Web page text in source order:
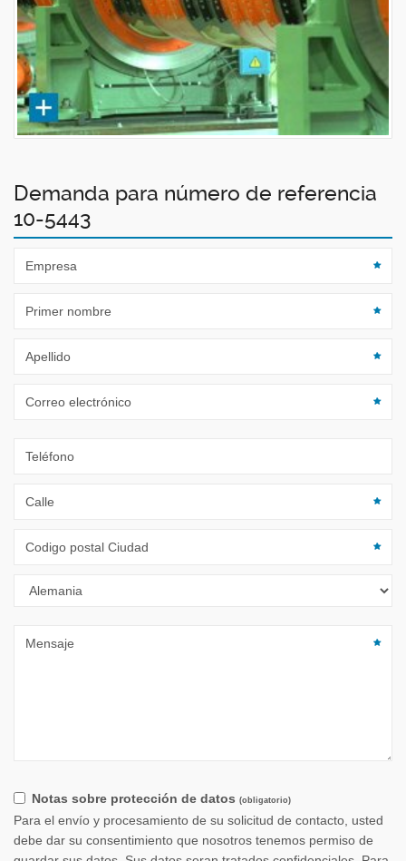
Demanda para número de referencia
10-5443
Notas sobre protección de datos (obligatorio)
Para el envío y procesamiento de su solicitud de contacto, usted
debe dar su consentimiento que nosotros tenemos permiso de